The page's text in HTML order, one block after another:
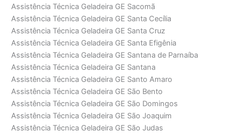
Assistência Técnica Geladeira GE Sacomã
Assistência Técnica Geladeira GE Santa Cecília
Assistência Técnica Geladeira GE Santa Cruz
Assistência Técnica Geladeira GE Santa Efigênia
Assistência Técnica Geladeira GE Santana de Parnaíba
Assistência Técnica Geladeira GE Santana
Assistência Técnica Geladeira GE Santo Amaro
Assistência Técnica Geladeira GE São Bento
Assistência Técnica Geladeira GE São Domingos
Assistência Técnica Geladeira GE São Joaquim
Assistência Técnica Geladeira GE São Judas